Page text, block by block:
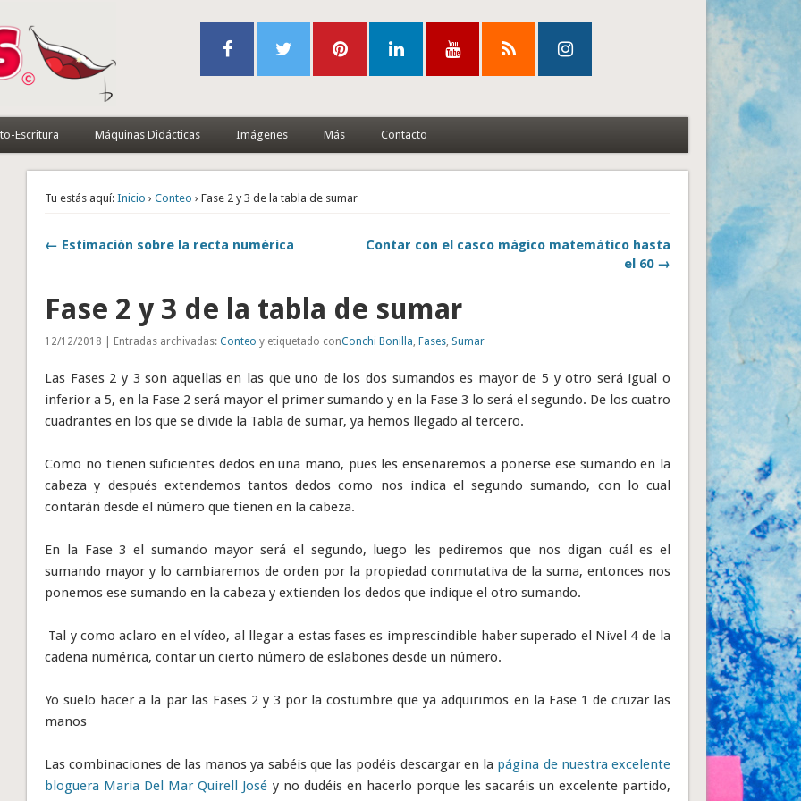
Escritura Máquinas Didácticas Imágenes Más Contacto
Tu estás aquí: Inicio ›Conteo › Fase 2 y 3 de la tabla de sumar
← Estimación sobre la recta numérica
Contar con el casco mágico matemático hasta
el 60 →
Fase 2 y 3 de la tabla de sumar
12/12/2018 | Entradas archivadas:Conteo y etiquetado conConchi Bonilla,Fases, Sumar
Las Fases 2 y 3 son aquellas en las que uno de los dos sumandos es mayor de 5 y otro será igual o
inferior a 5, en la Fase 2 será mayor el primer sumando y en la Fase 3 lo será el segundo. De los cuatro
cuadrantes en los que se divide la Tabla de sumar, ya hemos llegado al tercero.
Como no tienen suficientes dedos en una mano, pues les enseñaremos a ponerse ese sumando en la
cabeza y después extendemos tantos dedos como nos indica el segundo sumando, con lo cual
contarán desde el número que tienen en la cabeza.
En la Fase 3 el sumando mayor será el segundo, luego les pediremos que nos digan cuál es el
sumando mayor y lo cambiaremos de orden por la propiedad conmutativa de la suma, entonces nos
ponemos ese sumando en la cabeza y extienden los dedos que indique el otro sumando.
Tal y como aclaro en el vídeo, al llegar a estas fases es imprescindible haber superado el Nivel 4 de la
cadena numérica, contar un cierto número de eslabones desde un número.
Yo suelo hacer a la par las Fases 2 y 3 por la costumbre que ya adquirimos en la Fase 1 de cruzar las
manos
Las combinaciones de las manos ya sabéis que las podéis descargar en la página de nuestra excelente
bloguera Maria Del Mar Quirell José y no dudéis en hacerlo porque les sacaréis un excelente partido,